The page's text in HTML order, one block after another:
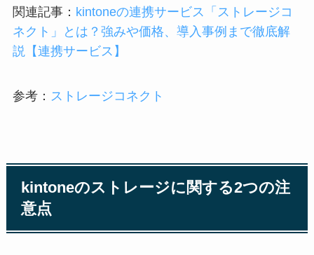
関連記事： kintoneの連携サービス「ストレージコ
ネクト」とは？強みや価格、導入事例まで徹底解
説【連携サービス】
参考： ストレージコネクト
kintoneのストレージに関する2つの注
意点